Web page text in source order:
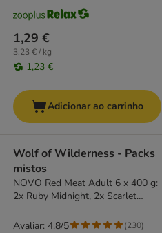
1,29 €
3,23 € / kg
1,23 €
Adicionar ao carrinho
Wolf of Wilderness - Packs
mistos
NOVO Red Meat Adult 6 x 400 g:
2x Ruby Midnight, 2x Scarlet
Avaliar: 4.8/5 (230)